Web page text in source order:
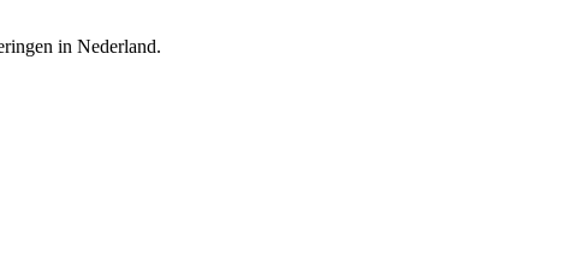
in Nederland.